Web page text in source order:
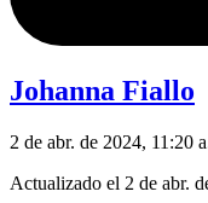
Johanna Fiallo
2 de abr. de 2024, 11:20
Actualizado el 2 de abr.